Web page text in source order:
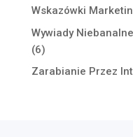
Wskazówki
Wywiady
(6)
Zarabianie Przez